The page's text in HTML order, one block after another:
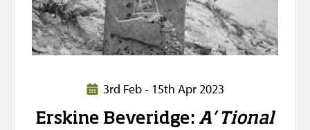
3rd Feb - 15th Apr 2023
Erskine Beveridge: A’ Tional